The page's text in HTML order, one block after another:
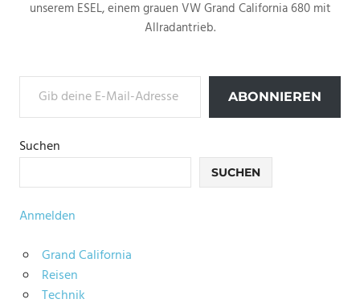
unserem ESEL, einem grauen VW Grand California 680 mit
Allradantrieb.
Gib deine E-Mail-Adresse ein ...
ABONNIEREN
Suchen
SUCHEN
Anmelden
Grand California
Reisen
Technik